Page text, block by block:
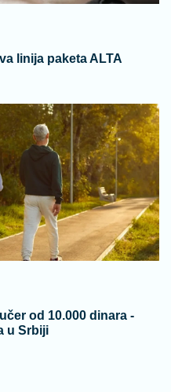
linija paketa ALTA
od 10.000 dinara -
u Srbiji